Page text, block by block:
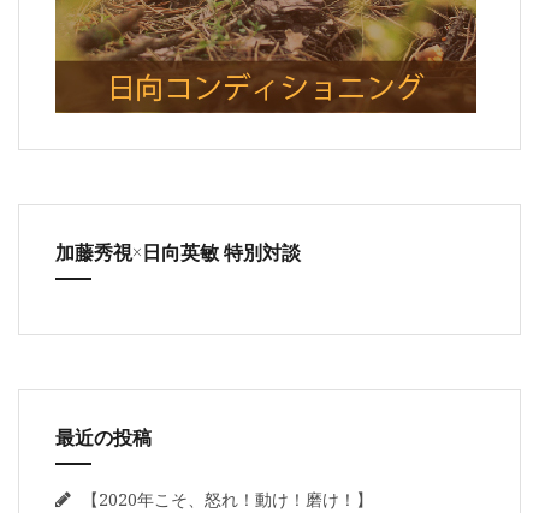
加藤秀視×日向英敏 特別対談
最近の投稿
【2020年こそ、怒れ！動け！磨け！】